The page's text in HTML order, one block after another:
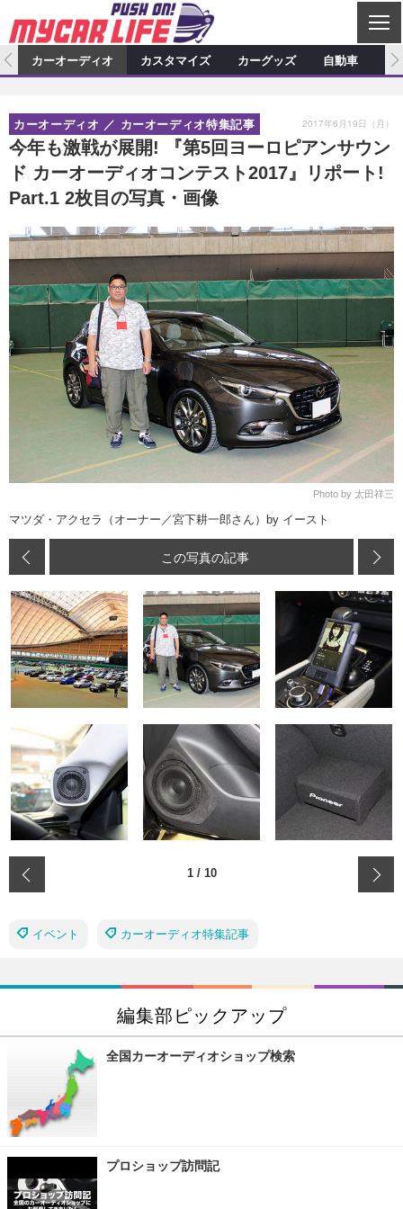
C
L
S
E
カーオーディオ
プロショップ検索 ショップ訪問記
カーオーディオニュース デモカー製作記
その他
カスタマイズ特集記事 カスタマイズ新製品情報
カスタマイズニュース
カーグッズ
カーグッズ特集記事 カーグッズ新製品情報
カーグッズニュース
自動車
スクープ
カーオーディオ カスタマイズ カーグッズ 自動車
今年も激戦が展開! 『第5回ヨーロピアンサウン
ド カーオーディオコンテスト2017』リポート!
Part.1 2枚目の写真・画像
カーオーディオ カーオーディオ特集記事 2017年6月19日（月）
Photo by 太田祥三
マツダ・アクセラ（オーナー／宮下耕一郎さん）by イースト
この写真の記事
1/ 10
イベント カーオーディオ特集記事
編集部ピックアップ
全国カーオーディオショップ検索
プロショップ訪問記